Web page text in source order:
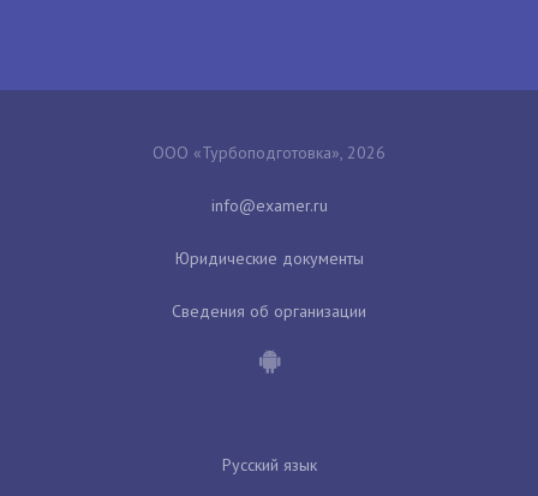
ООО «Турбоподготовка», 2026
Юридические документы
Сведения об организации
Русский язык